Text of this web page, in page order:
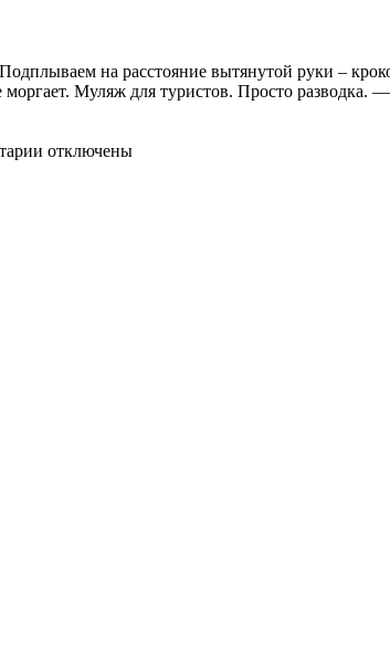
на расстояние вытянутой руки –
Муляж для туристов. Просто
отключены